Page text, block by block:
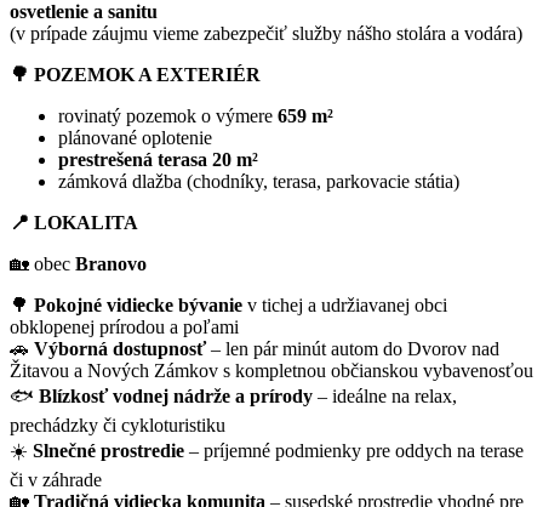
osvetlenie a sanitu
(v prípade záujmu vieme zabezpečiť služby nášho stolára a vodára)
🌳 POZEMOK A EXTERIÉR
rovinatý pozemok o výmere 659 m²
plánované oplotenie
prestrešená terasa 20 m²
zámková dlažba (chodníky, terasa, parkovacie státia)
📍 LOKALITA
🏡 obec Branovo
🌳 Pokojné vidiecke bývanie v tichej a udržiavanej obci
obklopenej prírodou a poľami
🚗 Výborná dostupnosť– len pár minút autom do Dvorov nad
Žitavou a Nových Zámkov s kompletnou občianskou vybavenosťou
🐟 Blízkosť vodnej nádrže a prírody – ideálne na relax,
prechádzky či cykloturistiku
☀️ Slnečné prostredie – príjemné podmienky pre oddych na terase
či v záhrade
🏡 Tradičná vidiecka komunita – susedské prostredie vhodné pre